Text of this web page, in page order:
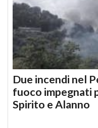
Due incendi nel
fuoco impegnati
Spirito e Alanno